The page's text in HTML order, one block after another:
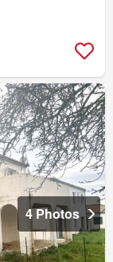
4 Photos